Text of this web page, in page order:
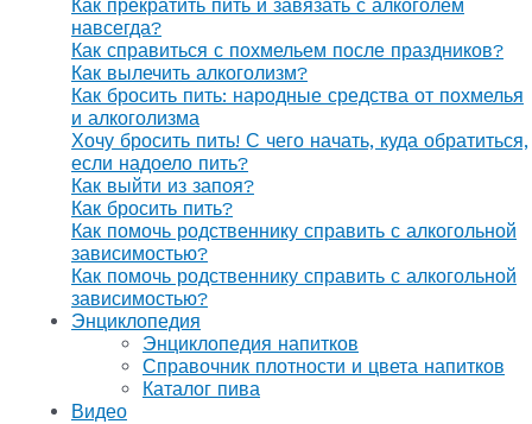
Как прекратить пить и завязать с алкоголем
навсегда?
Как справиться с похмельем после праздников?
Как вылечить алкоголизм?
Как бросить пить: народные средства от похмелья
и алкоголизма
Хочу бросить пить! С чего начать, куда обратиться,
если надоело пить?
Как выйти из запоя?
Как бросить пить?
Как помочь родственнику справить с алкогольной
зависимостью?
Как помочь родственнику справить с алкогольной
зависимостью?
Энциклопедия
Энциклопедия напитков
Справочник плотности и цвета напитков
Каталог пива
Видео